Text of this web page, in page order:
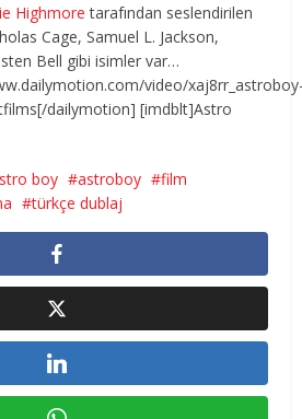
Highmore tarafından seslendirilen
Cage, Samuel L. Jackson,
Bell gibi isimler var…
video/
dailymotion] [imdblt]Astro
boy astroboy
film
türkçe dublaj